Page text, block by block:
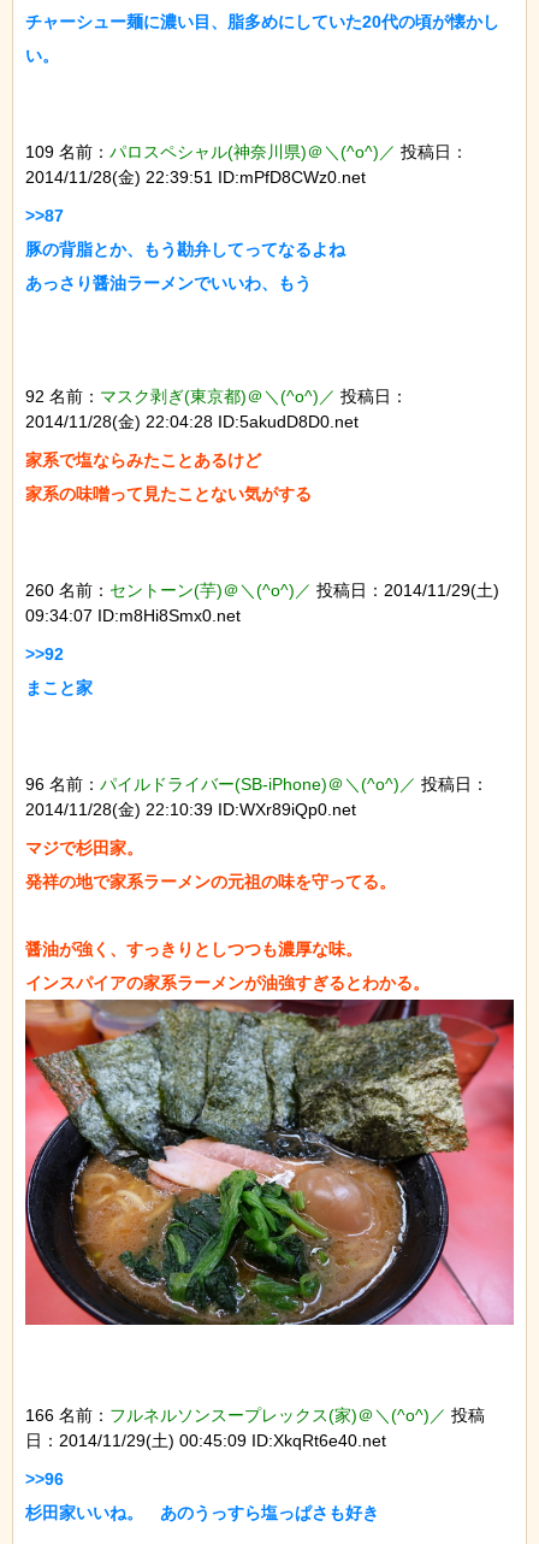
チャーシュー麺に濃い目、脂多めにしていた20代の頃が懐かし
109 名前： パロスペシャル(神奈川県)＠＼(^o^)／ 投稿日：
2014/11/28(金) 22:39:51 ID:mPfD8CWz0.net
>>87
豚の背脂とか、もう勘弁してってなるよね
92 名前： マスク剥ぎ(東京都)＠＼(^o^)／ 投稿日：
2014/11/28(金) 22:04:28 ID:5akudD8D0.net
家系で塩ならみたことあるけど
260 名前： セントーン(芋)＠＼(^o^)／ 投稿日：2014/11/29(土)
09:34:07 ID:m8Hi8Smx0.net
>>92
96 名前： パイルドライバー(SB-iPhone)＠＼(^o^)／ 投稿日：
2014/11/28(金) 22:10:39 ID:WXr89iQp0.net
マジで杉田家。
発祥の地で家系ラーメンの元祖の味を守ってる。
醤油が強く、すっきりとしつつも濃厚な味。
166 名前： フルネルソンスープレックス(家)＠＼(^o^)／ 投稿
日：2014/11/29(土) 00:45:09 ID:XkqRt6e40.net
>>96